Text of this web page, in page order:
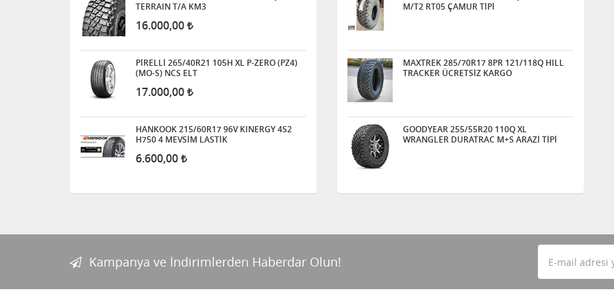
TERRAIN T/A KM3
16.000,00
PİRELLİ 265/40R21 105H XL P-ZERO (PZ4)
(MO-S) NCS ELT
17.000,00
HANKOOK 215/60R17 96V KINERGY 4S2
H750 4 MEVSİM LASTİK
6.600,00
M/T2 RT05 ÇAMUR TİPİ
MAXTREK 285/70R17 8PR 121/118Q HILL
TRACKER ÜCRETSİZ KARGO
GOODYEAR 255/55R20 110Q XL
WRANGLER DURATRAC M+S ARAZİ TİPİ
Kampanya ve İndirimlerden Haberdar Olun!